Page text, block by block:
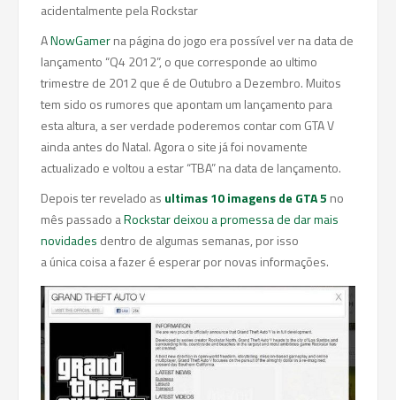
acidentalmente pela Rockstar
ANowGamerna página do jogo era possível ver na data de
lançamento “Q4 2012”, o que corresponde ao ultimo
trimestre de 2012 que é de Outubro a Dezembro. Muitos
tem sido os rumores que apontam um lançamento para
esta altura, a ser verdade poderemos contar com GTA V
ainda antes do Natal. Agora o site já foi novamente
actualizado e voltou a estar “TBA” na data de lançamento.
Depois ter revelado as ultimas 10 imagens de GTA 5 no
mês passado aRockstar deixou a promessa de dar mais
novidades dentro de algumas semanas, por isso
a única coisa a fazer é esperar por novas informações.